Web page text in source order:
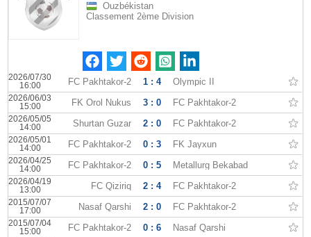
Ouzbékistan
Classement 2ème Division
2026/07/30
16:00
FC Pakhtakor-2 1 : 4 Olympic II
2026/06/03
15:00
FK Orol Nukus 3 : 0 FC Pakhtakor-2
2026/05/05
14:00
Shurtan Guzar 2 : 0 FC Pakhtakor-2
2026/05/01
14:00
FC Pakhtakor-2 0 : 3 FK Jayxun
2026/04/25
14:00
FC Pakhtakor-2 0 : 5 Metallurg Bekabad
2026/04/19
13:00
FC Qiziriq 2 : 4 FC Pakhtakor-2
2015/07/07
17:00
Nasaf Qarshi 2 : 0 FC Pakhtakor-2
2015/07/04
15:00
FC Pakhtakor-2 0 : 6 Nasaf Qarshi